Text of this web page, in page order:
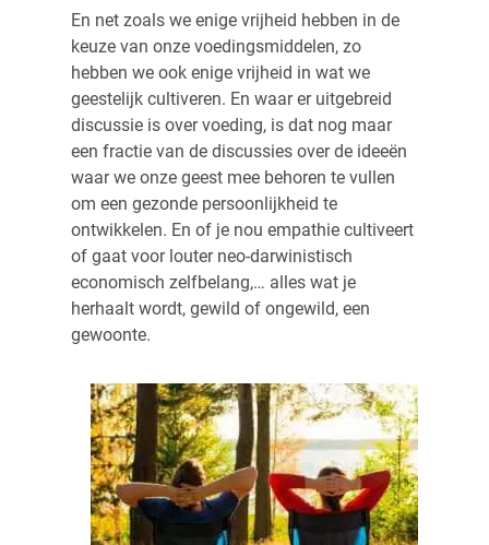
En net zoals we enige vrijheid hebben in de
keuze van onze voedingsmiddelen, zo
hebben we ook enige vrijheid in wat we
geestelijk cultiveren. En waar er uitgebreid
discussie is over voeding, is dat nog maar
een fractie van de discussies over de ideeën
waar we onze geest mee behoren te vullen
om een gezonde persoonlijkheid te
ontwikkelen. En of je nou empathie cultiveert
of gaat voor louter neo-darwinistisch
economisch zelfbelang,… alles wat je
herhaalt wordt, gewild of ongewild, een
gewoonte.